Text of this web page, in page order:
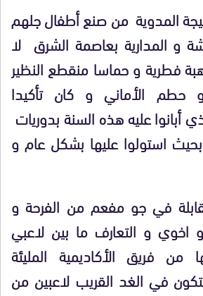
المدوية من صنع أطفال جلهم
و المدارية بعاصمة الشرق لا
فطرية و حماسا منقطع النظير
حطم الأماني و كان تأكيدا
أبانوا عليه هذه السنة بدوريات
استولوا عليها بشكل عام و
في جو مفعم من الفرحة و
و التعارف ما بين لاعبي
من فريق الأكاديمية المليئة
في الغد القريب لاعبين من